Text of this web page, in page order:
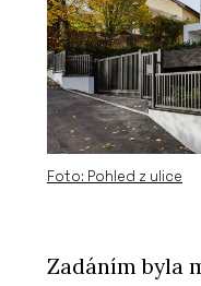
Foto: Pohled z ulice
Zadáním byla